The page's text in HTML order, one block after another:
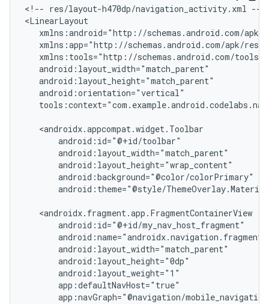
<!-- res/layout-h470dp/navigation_activity.xml -->
android:theme="@style/
app:navGraph="@navigation/